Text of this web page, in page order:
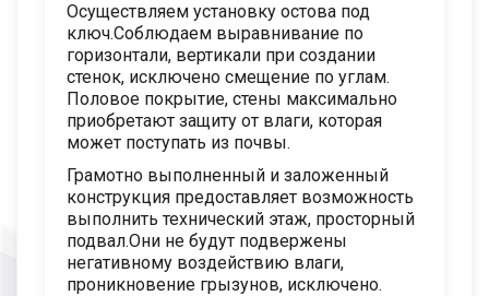
Осуществляем установку остова под
ключ.Соблюдаем выравнивание по
горизонтали, вертикали при создании
стенок, исключено смещение по углам.
Половое покрытие, стены максимально
приобретают защиту от влаги, которая
может поступать из почвы.
Грамотно выполненный и заложенный
конструкция предоставляет возможность
выполнить технический этаж, просторный
подвал.Они не будут подвержены
негативному воздействию влаги,
проникновение грызунов, исключено.